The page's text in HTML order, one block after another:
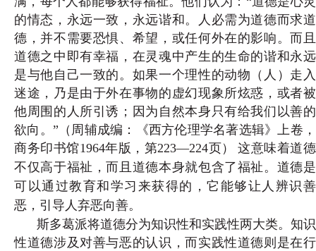
的情态，永远一致，永远谐和。人必需为道德而求道
德，并不需要恐惧、希望，或任何外在的影响。而且
道德之中即有幸福，在灵魂中产生的生命的谐和永远
是与他自己一致的。如果一个理性的动物（人）走入
迷途，乃是由于外在事物的虚幻现象所炫惑，或者被
他周围的人所引诱；因为 自然本身只有给我们以善的
欲向。”（ 周辅成编：《西方伦理学名著选辑》上卷，
商务印书馆1964年版，第223—224页 ）
这意味着道德
不仅高于福祉，而且道德本身就包含了福祉。道德是
可以通过教育和学习来获得的，它能够让人辨识善
恶，引导人弃恶向善。
斯多葛派将道德分为知识性和实践性两大类。知识
性道德涉及对善与恶的认识，而实践性道德则是在行